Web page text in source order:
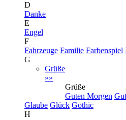
D
Danke
E
Engel
F
Fahrzeuge Familie Farbenspiel
G
Grüße
»»
Grüße
Guten Morgen
Glaube Glück Gothic
H